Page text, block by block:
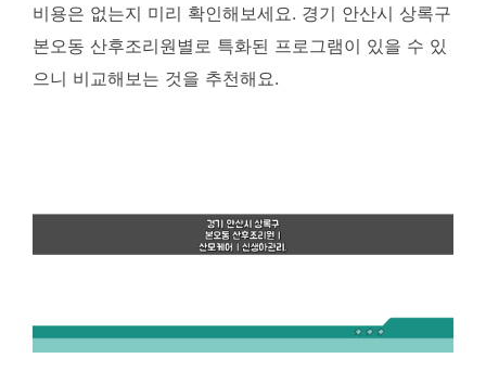
비용은 없는지 미리 확인해보세요. 경기 안산시 상록구
본오동 산후조리원별로 특화된 프로그램이 있을 수 있
으니 비교해보는 것을 추천해요.